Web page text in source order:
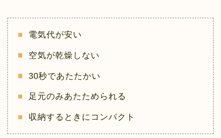
電気代が安い
空気が乾燥しない
30秒であたたかい
足元のみあたためられる
収納するときにコンパクト